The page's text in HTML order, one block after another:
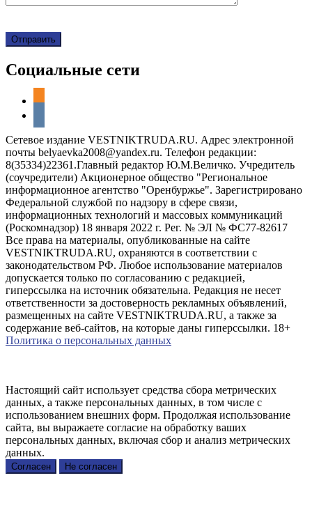
Социальные сети
Сетевое издание VESTNIKTRUDA.RU. Адрес электронной
почты belyaevka2008@yandex.ru. Телефон редакции:
8(35334)22361.Главный редактор Ю.М.Величко. Учредитель
(соучредители) Акционерное общество "Региональное
информационное агентство "Оренбуржье". Зарегистрировано
Федеральной службой по надзору в сфере связи,
информационных технологий и массовых коммуникаций
(Роскомнадзор) 18 января 2022 г. Рег. № ЭЛ № ФС77-82617
Все права на материалы, опубликованные на сайте
VESTNIKTRUDA.RU, охраняются в соответствии с
законодательством РФ. Любое использование материалов
допускается только по согласованию с редакцией,
гиперссылка на источник обязательна. Редакция не несет
ответственности за достоверность рекламных объявлений,
размещенных на сайте VESTNIKTRUDA.RU, а также за
содержание веб-сайтов, на которые даны гиперссылки. 18+
Политика о персональных данных
Настоящий сайт использует средства сбора метрических
данных, а также персональных данных, в том числе с
использованием внешних форм. Продолжая использование
сайта, вы выражаете согласие на обработку ваших
персональных данных, включая сбор и анализ метрических
данных.
Согласен Не согласен